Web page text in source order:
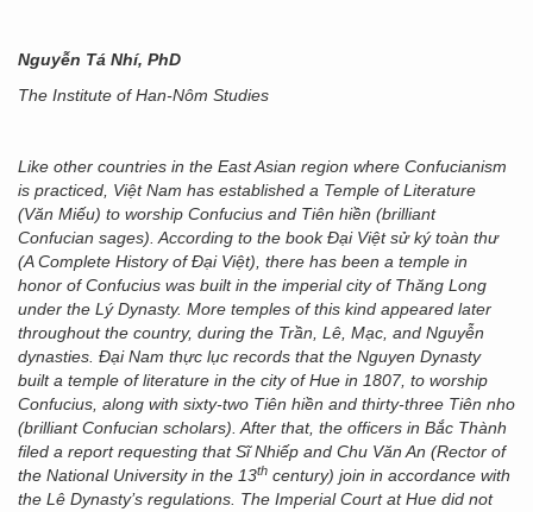
Nguyễn Tá Nhí, PhD
The Institute of Han-Nôm Studies
Like other countries in the East Asian region where Confucianism
is practiced, Việt Nam has established a Temple of Literature
(Văn Miếu) to worship Confucius and Tiên hiền (brilliant
Confucian sages). According to the book Đại Việt sử ký toàn thư
(A Complete History of Đại Việt), there has been a temple in
honor of Confucius was built in the imperial city of Thăng Long
under the Lý Dynasty. More temples of this kind appeared later
throughout the country, during the Trần, Lê, Mạc, and Nguyễn
dynasties. Đại Nam thực lục records that the Nguyen Dynasty
built a temple of literature in the city of Hue in 1807, to worship
Confucius, along with sixty-two Tiên hiền and thirty-three Tiên nho
(brilliant Confucian scholars). After that, the officers in Bắc Thành
filed a report requesting that Sĩ Nhiếp and Chu Văn An (Rector of
the National University in the 13th century) join in accordance with
the Lê Dynasty’s regulations. The Imperial Court at Hue did not